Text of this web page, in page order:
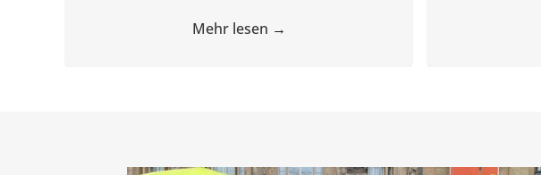
Mehr lesen →